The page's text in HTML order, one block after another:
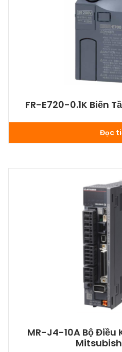
FR-E720-0.1K Biến
Đọc
MR-J4-10A Bộ Điều